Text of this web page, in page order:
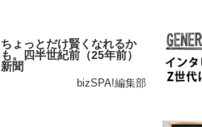
ちょっとだけ賢くなれるか
も。四半世紀前（25年前）
新聞
bizSPA!編集部